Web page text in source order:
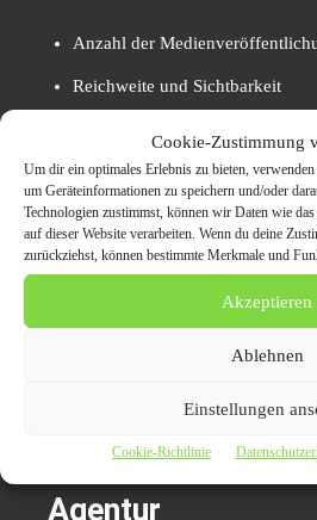
Cookie-Zustimmung
Um dir ein optimales Erlebnis zu bieten,
um Geräteinformationen zu speichern und/oder
Technologien zustimmst, können wir Daten wie
auf dieser Website verarbeiten. Wenn du deine
zurückziehst, können bestimmte Merkmale und
Akzeptieren
Ablehnen
Einstellungen
Cookie-Richtlinie
Anzahl der
Reichweite und Sichtbarkeit
Verlinkungen und SEO-
PR Erfolg messen
Optimierungspotenzial für künftige
Kommunikationsmaßnahmen.
Vorteile einer
mit einer Public
Agentur